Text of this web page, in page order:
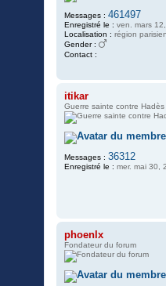
Messages : 461497
Enregistré le : ven. mars
Localisation : région
Gender :
Contact :
n
c
t
e
r
h
o
itikar
Guerre sainte contre Hadès
Messages : 36312
Enregistré le : mer. mai 30,
phoenlx
Fondateur du forum